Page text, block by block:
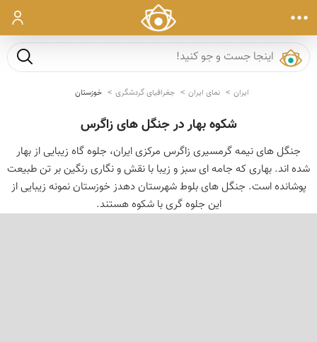
ورود
جست و
ایران نمای ایران جغرافیای گردشگری خوزستان
شکوه بهار در جنگل های زاگرس
جنگل های نیمه گرمسیری زاگرس مرکزی ایران، جلوه گاه زیبایی از بهار
شده اند. بهاری که جامه ای سبز و زیبا با نقش و نگاری رنگین بر تن طبیعت
پوشانده است. جنگل های بلوط شهرستان دهدز خوزستان نمونه زیبایی از
این جلوه گری با شکوه هستند.